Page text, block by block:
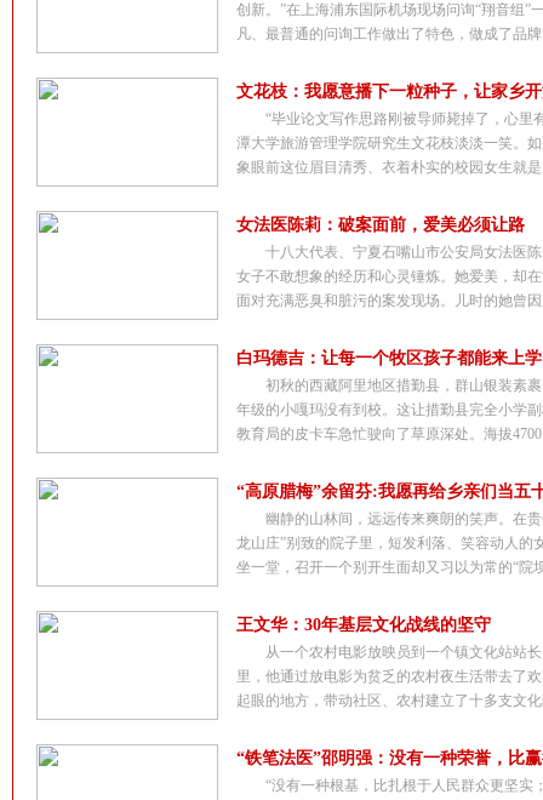
创新。”在上海浦东国际机场现场问询“翔音组”
凡、最普通的问询工作做出了特色，做成了品牌
文花枝：我愿意播下一粒种子，让家乡
“毕业论文写作思路刚被导师毙掉了，心里
潭大学旅游管理学院研究生文花枝淡淡一笑。
象眼前这位眉目清秀、衣着朴实的校园女生就
女法医陈莉：破案面前，爱美必须让路
十八大代表、宁夏石嘴山市公安局女法医
女子不敢想象的经历和心灵锤炼。她爱美，却
面对充满恶臭和脏污的案发现场。儿时的她曾
白玛德吉：让每一个牧区孩子都能来上学
初秋的西藏阿里地区措勤县，群山银装素
年级的小嘎玛没有到校。这让措勤县完全小学
教育局的皮卡车急忙驶向了草原深处。海拔
“高原腊梅”余留芬:我愿再给乡亲们当五
幽静的山林间，远远传来爽朗的笑声。在
龙山庄”别致的院子里，短发利落、笑容动人的
坐一堂，召开一个别开生面却又习以为常的“院
王文华：30年基层文化战线的坚守
从一个农村电影放映员到一个镇文化站站
里，他通过放电影为贫乏的农村夜生活带去了
起眼的地方，带动社区、农村建立了十多支文
“铁笔法医”邵明强：没有一种荣誉，比
“没有一种根基，比扎根于人民群众更坚实